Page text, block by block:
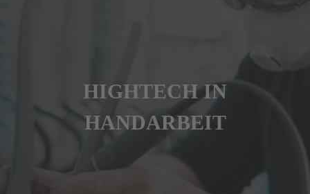
HIGHTECH IN
HANDARBEIT